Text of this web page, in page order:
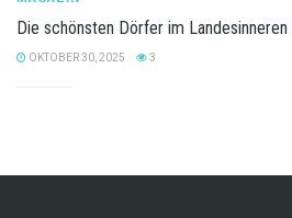
Die schönsten Dörfer im Landesinneren
OKTOBER 30, 2025 3